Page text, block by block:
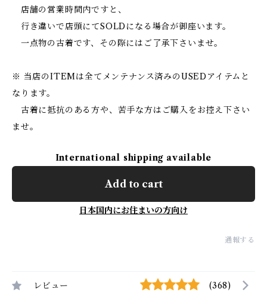
店舗の営業時間内ですと、
行き違いで店頭にてSOLDになる場合が御座います。
一点物の古着です、その際にはご了承下さいませ。
※ 当店のITEMは全てメンテナンス済みのUSEDアイテムと
なります。
古着に抵抗のある方や、苦手な方はご購入をお控え下さい
ませ。
International shipping available
Add to cart
日本国内にお住まいの方向け
通報する
レビュー (368)